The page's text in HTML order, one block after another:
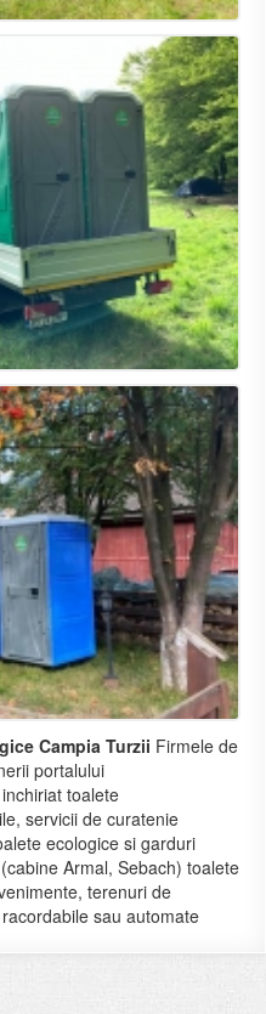
Campia Turzii Firmele de
portalului
toalete
servicii de curatenie
ecologice si garduri
Armal, Sebach) toalete
terenuri de
sau automate